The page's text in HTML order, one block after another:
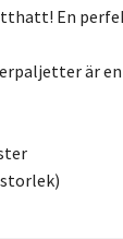
En
är